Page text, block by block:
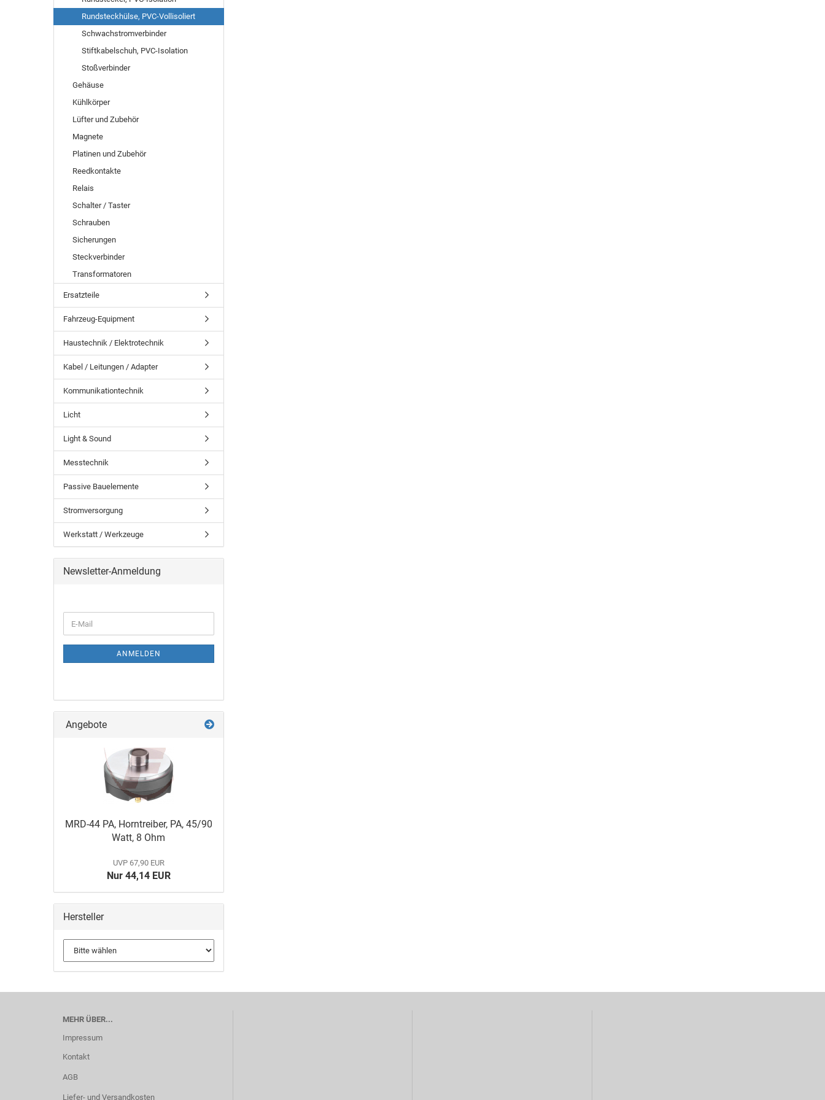
Rundsteckhülse, PVC-Vollisoliert
Schwachstromverbinder
Stiftkabelschuh, PVC-Isolation
Stoßverbinder
Gehäuse
Kühlkörper
Lüfter und Zubehör
Magnete
Platinen und Zubehör
Reedkontakte
Relais
Schalter / Taster
Schrauben
Sicherungen
Steckverbinder
Transformatoren
Ersatzteile
Fahrzeug-Equipment
Haustechnik / Elektrotechnik
Kabel / Leitungen / Adapter
Kommunikationtechnik
Licht
Light & Sound
Messtechnik
Passive Bauelemente
Stromversorgung
Werkstatt / Werkzeuge
Newsletter-Anmeldung
ANMELDEN
Angebote
MRD-44 PA, Horntreiber, PA, 45/90
Watt, 8 Ohm
UVP 67,90 EUR
Nur 44,14 EUR
Hersteller
MEHR ÜBER...
Impressum
Kontakt
AGB
Liefer- und Versandkosten